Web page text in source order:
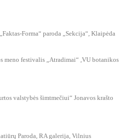
Forma“ paroda „Sekcija“, Klaipėda
festivalis „Atradimai“ ,VU botanikos
šimtmečiui“ Jonavos krašto
Paroda, RA galerija, Vilnius